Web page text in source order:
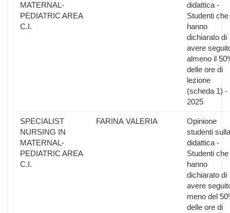
MATERNAL-
PEDIATRIC AREA
C.I.
didattica -
Studenti che
hanno
dichiarato di
avere
almeno il
delle ore di
lezione
(scheda 1) -
2025
SPECIALIST
NURSING IN
MATERNAL-
PEDIATRIC AREA
C.I.
FARINA VALERIA
Opinione
studenti sulla
didattica -
Studenti che
hanno
dichiarato di
avere
meno del
delle ore di